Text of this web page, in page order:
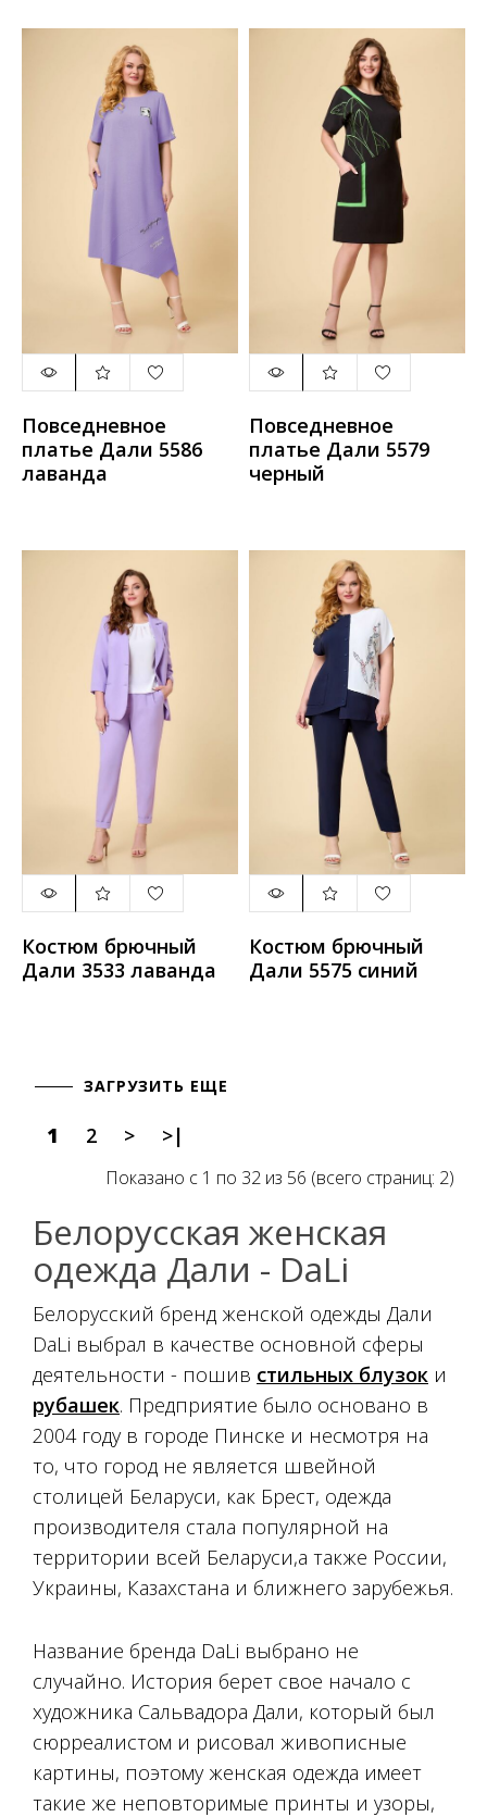
Повседневное
платье Дали 5586
лаванда
Повседневное
платье Дали 5579
черный
Костюм брючный
Дали 3533 лаванда
Костюм брючный
Дали 5575 синий
ЗАГРУЗИТЬ ЕЩЕ
1 2 > >|
Показано с 1 по 32 из 56 (всего страниц: 2)
Белорусская женская
одежда Дали - DaLi
Белорусский бренд женской одежды Дали
DaLi выбрал в качестве основной сферы
деятельности - пошив стильных блузок и
рубашек. Предприятие было основано в
2004 году в городе Пинске и несмотря на
то, что город не является швейной
столицей Беларуси, как Брест, одежда
производителя стала популярной на
территории всей Беларуси,а также России,
Украины, Казахстана и ближнего зарубежья.
Название бренда DaLi выбрано не
случайно. История берет свое начало с
художника Сальвадора Дали, который был
сюрреалистом и рисовал живописные
картины, поэтому женская одежда имеет
такие же неповторимые принты и узоры,